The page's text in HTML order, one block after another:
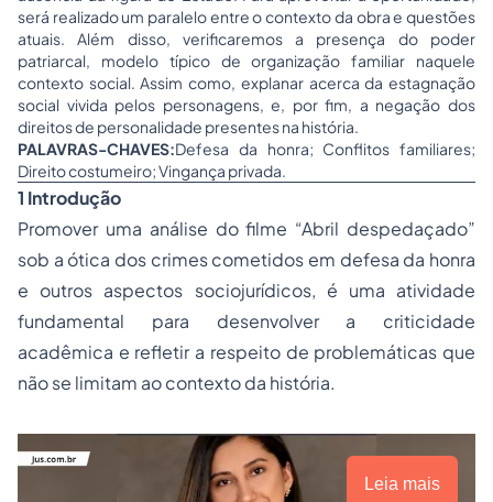
será realizado um paralelo entre o contexto da obra e questões
atuais. Além disso, verificaremos a presença do poder
patriarcal, modelo típico de organização familiar naquele
contexto social. Assim como, explanar acerca da estagnação
social vivida pelos personagens, e, por fim, a negação dos
direitos de personalidade presentes na história.
PALAVRAS-CHAVES:Defesa da honra; Conflitos familiares;
Direito costumeiro; Vingança privada.
1 Introdução
Promover uma análise do filme “Abril despedaçado”
sob a ótica dos crimes cometidos em defesa da honra
e outros aspectos sociojurídicos, é uma atividade
fundamental para desenvolver a criticidade
acadêmica e refletir a respeito de problemáticas que
não se limitam ao contexto da história.
Leia mais